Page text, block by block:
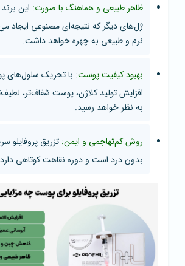
ظاهر طبیعی و هماهنگ با صورت: این
ژل‌های دیگر که نتیجه‌ای مصنوعی ایجاد
نرم و طبیعی به چهره خواهد داشت.
بهبود کیفیت پوست: با تحریک سلول‌های
افزایش تولید کلاژن، پوست شفاف‌تر،
به نظر خواهد رسید.
روش کم‌تهاجمی و ایمن: تزریق پروفایلو
بدون درد است و دوره نقاهت کوتاهی